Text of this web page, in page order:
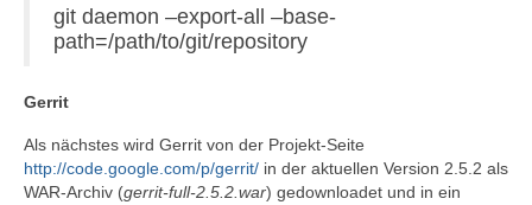
git daemon –export-all –base-
path=/path/to/git/repository
Gerrit
Als nächstes wird Gerrit von der Projekt-Seite
http://code.google.com/p/gerrit/ in der aktuellen Version 2.5.2 als
WAR-Archiv (gerrit-full-2.5.2.war) gedownloadet und in ein